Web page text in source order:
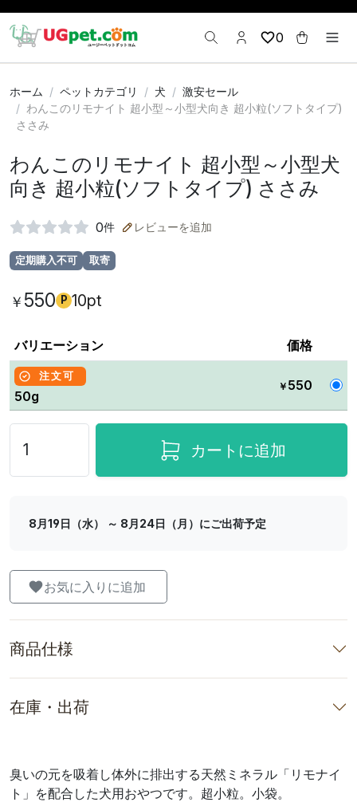
0
ホーム ペットカテゴリ 犬
激安セール
わんこのリモナイト 超小型～小型犬向き 超小粒(ソフトタイプ)
ささみ
わんこのリモナイト 超小型～小型犬
向き 超小粒(ソフトタイプ) ささみ
0件 レビューを追加
定期購入不可 取寄
￥ 550 P 10pt
バリエーション 価格
注文可
50g
￥ 550
カートに追加
8月19日（水） ～ 8月24日（月）にご出荷予定
お気に入りに追加
商品仕様
在庫・出荷
臭いの元を吸着し体外に排出する天然ミネラル「リモナイ
ト」を配合した犬用おやつです。超小粒。小袋。